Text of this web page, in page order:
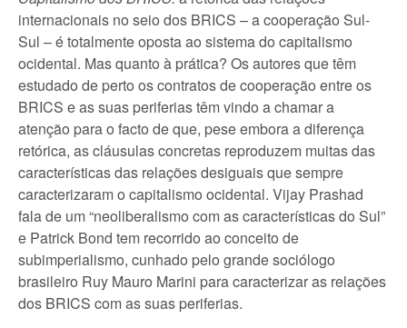
internacionais no seio dos BRICS – a cooperação Sul-
Sul – é totalmente oposta ao sistema do capitalismo
ocidental. Mas quanto à prática? Os autores que têm
estudado de perto os contratos de cooperação entre os
BRICS e as suas periferias têm vindo a chamar a
atenção para o facto de que, pese embora a diferença
retórica, as cláusulas concretas reproduzem muitas das
características das relações desiguais que sempre
caracterizaram o capitalismo ocidental. Vijay Prashad
fala de um “neoliberalismo com as características do Sul”
e Patrick Bond tem recorrido ao conceito de
subimperialismo, cunhado pelo grande sociólogo
brasileiro Ruy Mauro Marini para caracterizar as relações
dos BRICS com as suas periferias.